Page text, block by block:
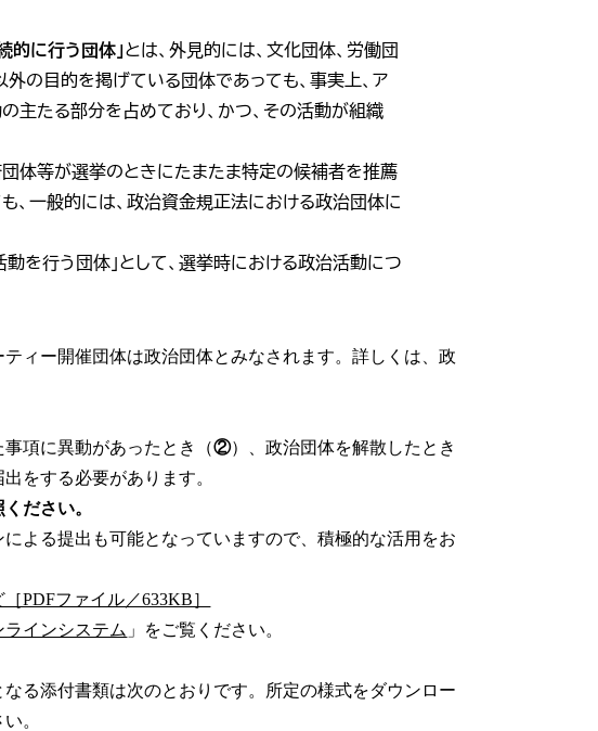
的に行う団体」とは、外見的には、文化団体、労働団
の目的を掲げている団体であっても、事実上、ア
主たる部分を占めており、かつ、その活動が組織
団体等が選挙のときにたまたま特定の候補者を推薦
、一般的には、政治資金規正法における政治団体に
を行う団体」として、選挙時における政治活動につ
ィー開催団体は政治団体とみなされます。詳しくは、政
事項に異動があったとき（②）、政治団体を解散したとき
をする必要があります。
ださい。
よる提出も可能となっていますので、積極的な活用をお
PDFファイル／633KB］
インシステム 」をご覧ください。
る添付書類は次のとおりです。所定の様式をダウンロー
。